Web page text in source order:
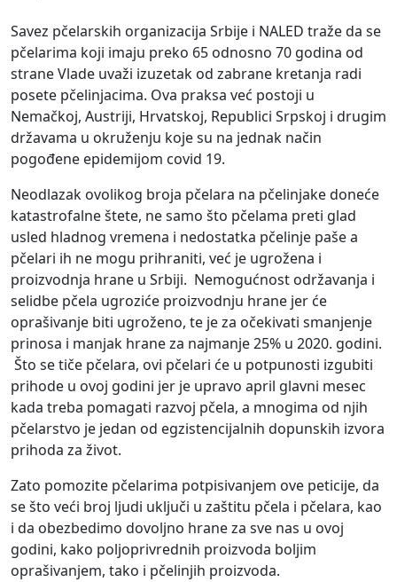
Savez pčelarskih organizacija Srbije i NALED traže da se
pčelarima koji imaju preko 65 odnosno 70 godina od
strane Vlade uvaži izuzetak od zabrane kretanja radi
posete pčelinjacima. Ova praksa već postoji u
Nemačkoj, Austriji, Hrvatskoj, Republici Srpskoj i drugim
državama u okruženju koje su na jednak način
pogođene epidemijom covid 19.
Neodlazak ovolikog broja pčelara na pčelinjake doneće
katastrofalne štete, ne samo što pčelama preti glad
usled hladnog vremena i nedostatka pčelinje paše a
pčelari ih ne mogu prihraniti, već je ugrožena i
proizvodnja hrane u Srbiji. Nemogućnost održavanja i
selidbe pčela ugroziće proizvodnju hrane jer će
oprašivanje biti ugroženo, te je za očekivati smanjenje
prinosa i manjak hrane za najmanje 25% u 2020. godini.
Što se tiče pčelara, ovi pčelari će u potpunosti izgubiti
prihode u ovoj godini jer je upravo april glavni mesec
kada treba pomagati razvoj pčela, a mnogima od njih
pčelarstvo je jedan od egzistencijalnih dopunskih izvora
prihoda za život.
Zato pomozite pčelarima potpisivanjem ove peticije, da
se što veći broj ljudi uključi u zaštitu pčela i pčelara, kao
i da obezbedimo dovoljno hrane za sve nas u ovoj
godini, kako poljoprivrednih proizvoda boljim
oprašivanjem, tako i pčelinjih proizvoda.